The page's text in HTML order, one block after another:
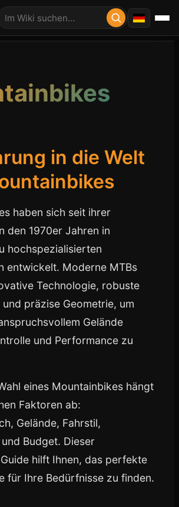
in die Welt
haben sich seit ihrer
den 1970er Jahren in
hochspezialisierten
entwickelt. Moderne MTBs
Technologie, robuste
präzise Geometrie, um
Gelände
und Performance zu
eines Mountainbikes hängt
Faktoren ab:
Gelände, Fahrstil,
Budget. Dieser
hilft Ihnen, das perfekte
für Ihre Bedürfnisse zu finden.